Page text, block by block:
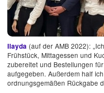
Ilayda (auf der AMB 2022):
Frühstück, Mittagessen und
zubereitet und Bestellungen
aufgegeben. Außerdem half
ordnungsgemäßen Rückgabe